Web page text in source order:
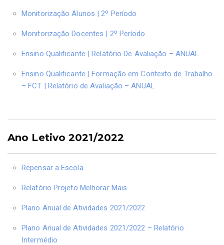
Monitorização Alunos | 2º Período
Monitorização Docentes | 2º Período
Ensino Qualificante | Relatório De Avaliação – ANUAL
Ensino Qualificante | Formação em Contexto de Trabalho
– FCT | Relatório de Avaliação – ANUAL
Ano Letivo 2021/2022
Repensar a Escola
Relatório Projeto Melhorar Mais
Plano Anual de Atividades 2021/2022
Plano Anual de Atividades 2021/2022 – Relatório
Intermédio